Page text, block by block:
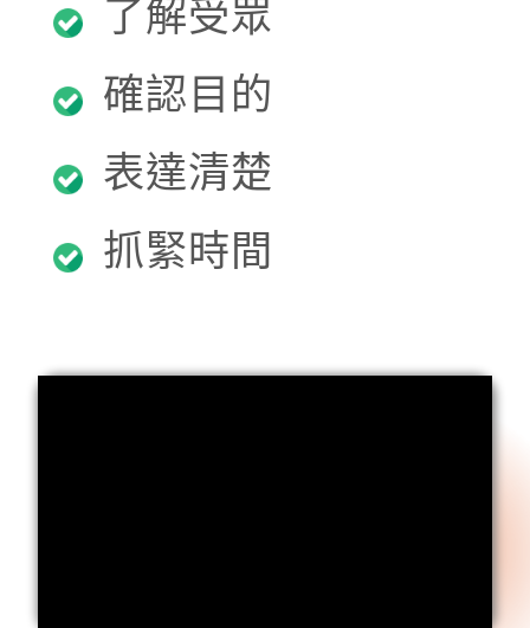
了解受眾
確認目的
表達清楚
抓緊時間